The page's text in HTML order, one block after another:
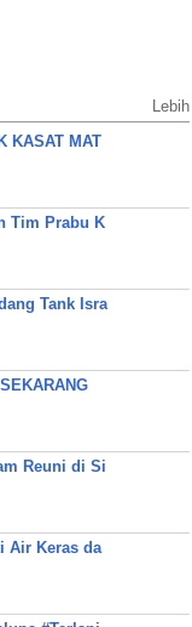
Lebih
KASAT MAT
Tim Prabu K
Tank Isra
Reuni di Si
Air Keras da